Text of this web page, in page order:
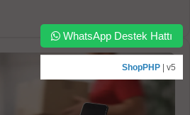
WhatsApp Destek Hattı
ShopPHP | v5